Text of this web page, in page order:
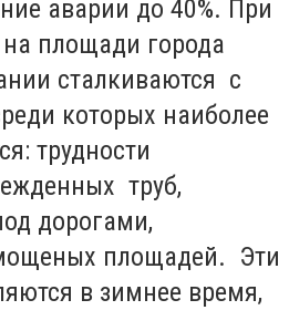
аварии до 40%. При
площади города
сталкиваются с
которых наиболее
трудности
труб,
дорогами,
площадей. Эти
в зимнее время,